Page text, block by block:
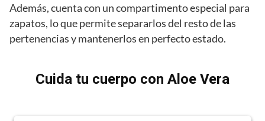
Además, cuenta con un compartimento especial para
zapatos, lo que permite separarlos del resto de las
pertenencias y mantenerlos en perfecto estado.
Cuida tu cuerpo con Aloe Vera